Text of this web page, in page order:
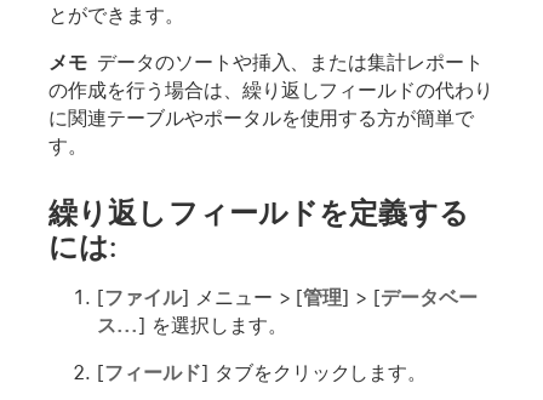
とができます。
メモ データのソートや挿入、または集計レポート
の作成を行う場合は、繰り返しフィールドの代わり
に関連テーブルやポータルを使用する方が簡単で
す。
繰り返しフィールドを定義する
には:
[ファイル] メニュー > [管理] > [データベー
ス...] を選択します。
[フィールド] タブをクリックします。